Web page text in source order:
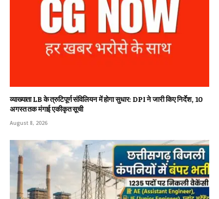
व्याख्याता LB के त्रुटिपूर्ण संविलियन में होगा सुधार: DPI ने जारी किए निर्देश, 10
अगस्त तक मंगाई एकीकृत सूची
August 8, 2026